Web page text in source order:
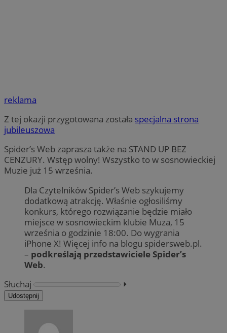
reklama
Z tej okazji przygotowana została specjalna strona
jubileuszowa
Spider’s Web zaprasza także na STAND UP BEZ
CENZURY. Wstęp wolny! Wszystko to w sosnowieckiej
Muzie już 15 września.
Dla Czytelników Spider’s Web szykujemy
dodatkową atrakcję. Właśnie ogłosiliśmy
konkurs, którego rozwiązanie będzie miało
miejsce w sosnowieckim klubie Muza, 15
września o godzinie 18:00. Do wygrania
iPhone X! Więcej info na blogu spidersweb.pl.
– podkreślają przedstawiciele Spider’s
Web.
Słuchaj
⏵︎
Udostępnij